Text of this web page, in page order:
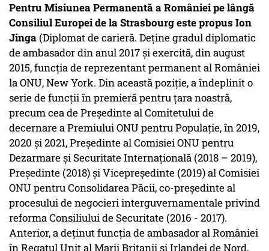
Pentru Misiunea Permanentă a României pe lângă
Consiliul Europei de la Strasbourg este propus Ion
Jinga (Diplomat de carieră. Deține gradul diplomatic
de ambasador din anul 2017 și exercită, din august
2015, funcția de reprezentant permanent al României
la ONU, New York. Din această poziție, a îndeplinit o
serie de funcții în premieră pentru țara noastră,
precum cea de Președinte al Comitetului de
decernare a Premiului ONU pentru Populație, în 2019,
2020 și 2021, Președinte al Comisiei ONU pentru
Dezarmare și Securitate Internațională (2018 – 2019),
Președinte (2018) și Vicepreședinte (2019) al Comisiei
ONU pentru Consolidarea Păcii, co-președinte al
procesului de negocieri interguvernamentale privind
reforma Consiliului de Securitate (2016 - 2017).
Anterior, a deținut funcția de ambasador al României
în Regatul Unit al Marii Britanii și Irlandei de Nord,